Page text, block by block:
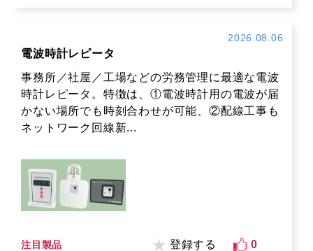
2026.08.06
電波時計レピータ
事務所／社屋／工場などの労務管理に最適な電波
時計レピータ。特徴は、①電波時計用の電波が届
かない場所でも時刻合わせが可能、②配線工事も
ネットワーク回線新...
注目製品 登録する 0